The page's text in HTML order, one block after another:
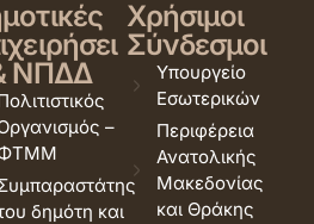
ΝΠΔΔ
–
δημότη και
Χρήσιμοι
Σύνδεσμοι
Υπουργείο
Εσωτερικών
Περιφέρεια
Ανατολικής
Μακεδονίας
και Θράκης